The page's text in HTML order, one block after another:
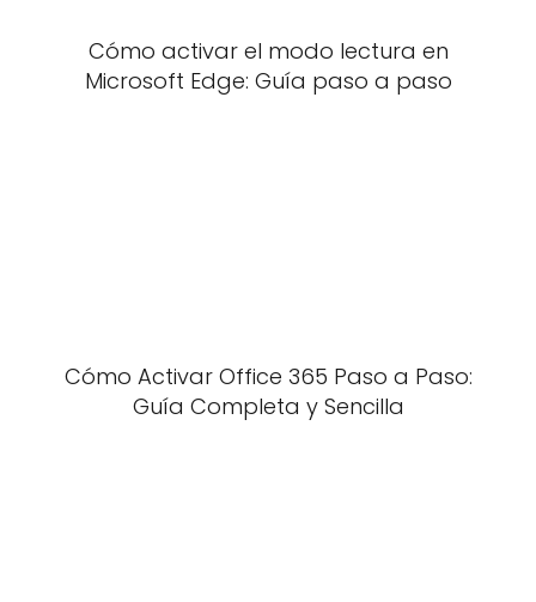
Cómo activar el modo lectura en
Microsoft Edge: Guía paso a paso
Cómo Activar Office 365 Paso a Paso:
Guía Completa y Sencilla